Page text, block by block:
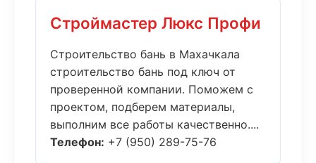
Строймастер Люкс Профи
Строительство бань в Махачкала
строительство бань под ключ от
проверенной компании. Поможем с
проектом, подберем материалы,
выполним все работы качественно....
Телефон: +7 (950) 289-75-76